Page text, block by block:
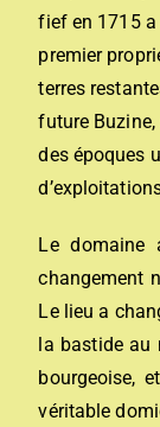
fief en 1715 a
premier
terres
future
des époques
Le domaine
changement
Le lieu a
la bastide au
bourgeoise,
véritable